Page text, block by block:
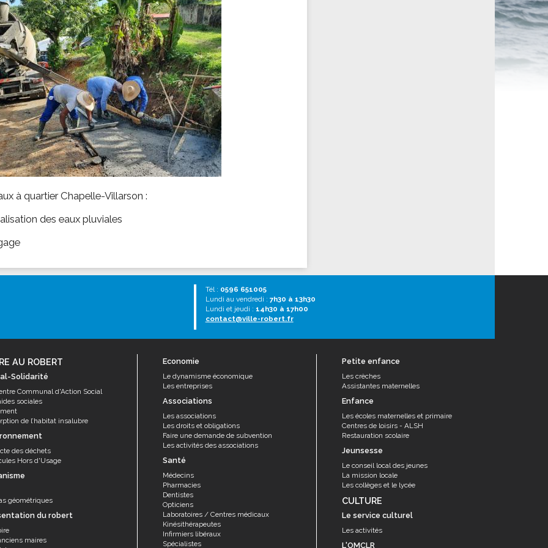
EMPLOI
Offres d'emploi
SOCIAL-SOLIDARITÉ
Le Centre Communal d'Action Social
Les aides sociales
Logement
Antenne Municipale de Développement et de
Cohésion Sociale
Epicerie sociale et solidaire "Rayon de Soleil"
Bornes de collecte de l'ACISE
locale
et le lycée
local des jeunes
scolaire
maternelles et primaire
de loisirs - ALSH
famille
ENFANCE
LE SERVICE CULTUREL
Les activités
Guide des activités sportives
à quartier Chapelle-Villarson :
des eaux pluviales
Tél : 0596 651005
Lundi au vendredi : 7h30 à 13h30
Lundi et jeudi : 14h30 à 17h00
contact@ville-robert.fr
AU ROBERT
Solidarité
Communal d'Action Social
sociales
de l’habitat insalubre
des déchets
Hors d'Usage
géométriques
du robert
maires
Economie
Le dynamisme économique
Les entreprises
Associations
Les associations
Les droits et obligations
Faire une demande de subvention
Les activités des associations
Santé
Médecins
Pharmacies
Dentistes
Opticiens
Laboratoires / Centres médicaux
Kinésithérapeutes
Infirmiers libéraux
Spécialistes
Petite enfance
Les crèches
Assistantes maternelles
Enfance
Les écoles maternelles et primaire
Centres de loisirs - ALSH
Restauration scolaire
Jeunsesse
Le conseil local des jeunes
La mission locale
Les collèges et le lycée
CULTURE
Le service culturel
Les activités
L'OMCLR